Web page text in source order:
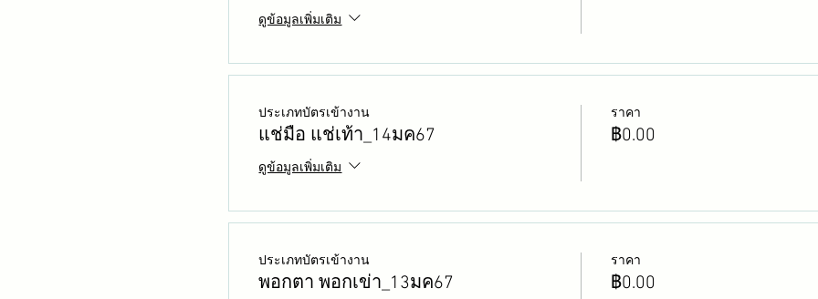
ดูข้อมูลเพิ่มเติม
ประเภทบัตรเข้างาน
แช่มือ แช่เท้า_14มค67
ดูข้อมูลเพิ่มเติม
ราคา
฿0.00
ประเภทบัตรเข้างาน
พอกตา พอกเข่า_13มค67
ราคา
฿0.00